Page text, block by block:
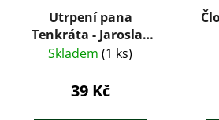
Utrpení pana
Tenkráta - Jaroslav
Hašek
Skladem (1 ks)
39 Kč